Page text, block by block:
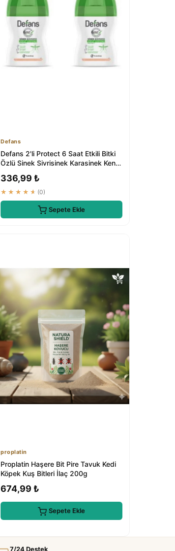
Defans
Defans 2'li Protect 6 Saat Etkili Bitki
Özlü Sinek Sivrisinek Karasinek Kene
336,99 ₺
★★★★★ (0)
Sepete Ekle
proplatin
Proplatin Haşere Bit Pire Tavuk Kedi
Köpek Kuş Bitleri İlaç 200g
674,99 ₺
Sepete Ekle
7/24 Destek